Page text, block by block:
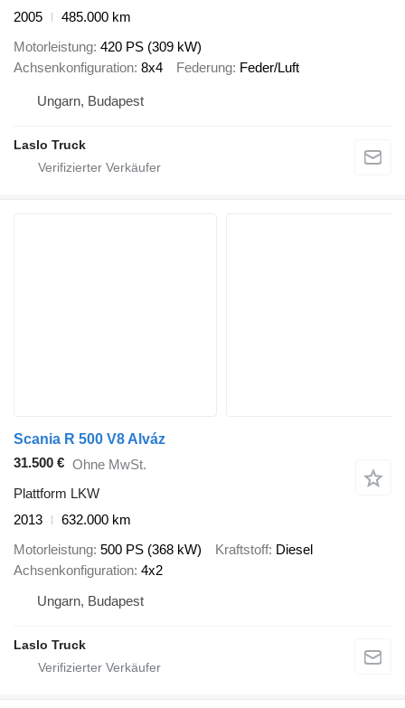
2005
485.000 km
Motorleistung 420 PS (309 kW)
Achsenkonfiguration 8x4 Federung Feder/Luft
Ungarn, Budapest
Laslo Truck
Scania R 500 V8 Alváz
31.500 € Ohne MwSt.
Plattform LKW
2013
632.000 km
Motorleistung 500 PS (368 kW) Kraftstoff Diesel
Achsenkonfiguration 4x2
Ungarn, Budapest
Laslo Truck